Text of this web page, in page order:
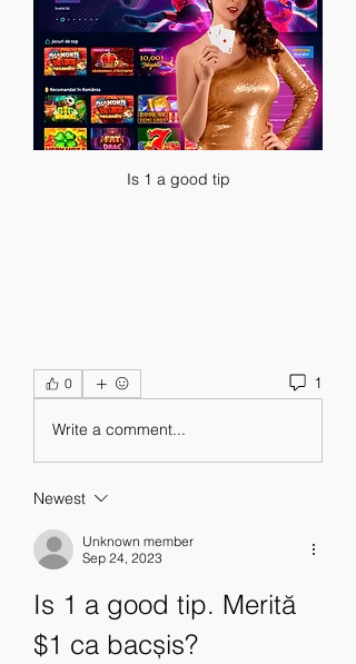
Is 1 a good tip
0 1
Write a comment...
Newest
Unknown member
Sep 24, 2023
Is 1 a good tip. Merită
$1 ca bacșis?